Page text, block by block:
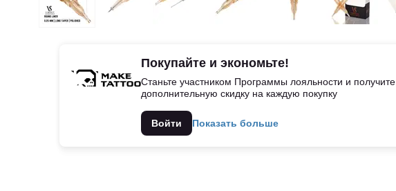
Покупайте и экономьте!
Станьте участником Программы лояльности и получите
дополнительную скидку на каждую покупку
Войти Показать больше